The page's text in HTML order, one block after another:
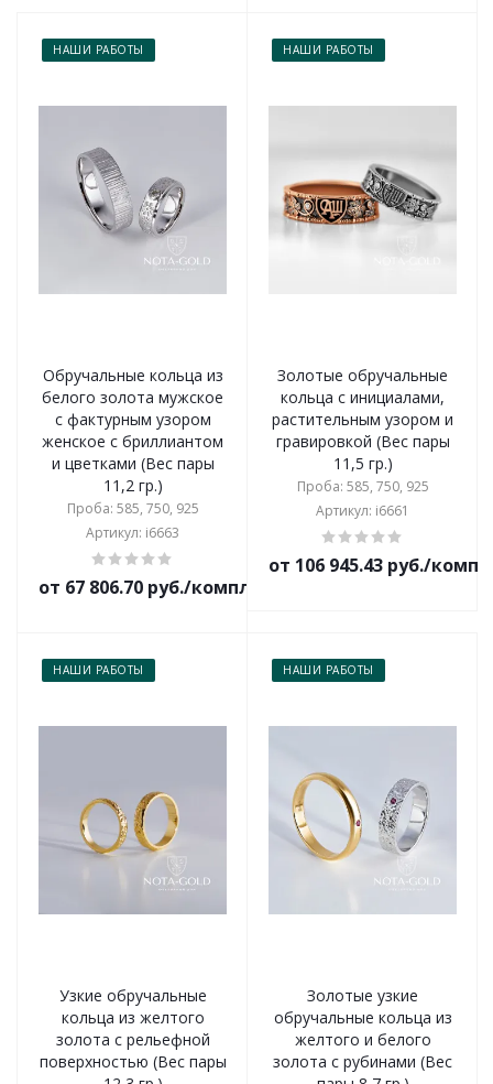
НАШИ РАБОТЫ
Обручальные кольца из
белого золота мужское
с фактурным узором
женское с бриллиантом
и цветками (Вес пары
11,2 гр.)
Проба: 585, 750, 925
Артикул: i6663
от 67 806.70 руб./комплект
НАШИ РАБОТЫ
Золотые обручальные
кольца с инициалами,
растительным узором и
гравировкой (Вес пары
11,5 гр.)
Проба: 585, 750, 925
Артикул: i6661
от 106 945.43 руб./
НАШИ РАБОТЫ
Узкие обручальные
кольца из желтого
золота с рельефной
поверхностью (Вес пары
НАШИ РАБОТЫ
Золотые узкие
обручальные кольца из
желтого и белого
золота с рубинами (Вес